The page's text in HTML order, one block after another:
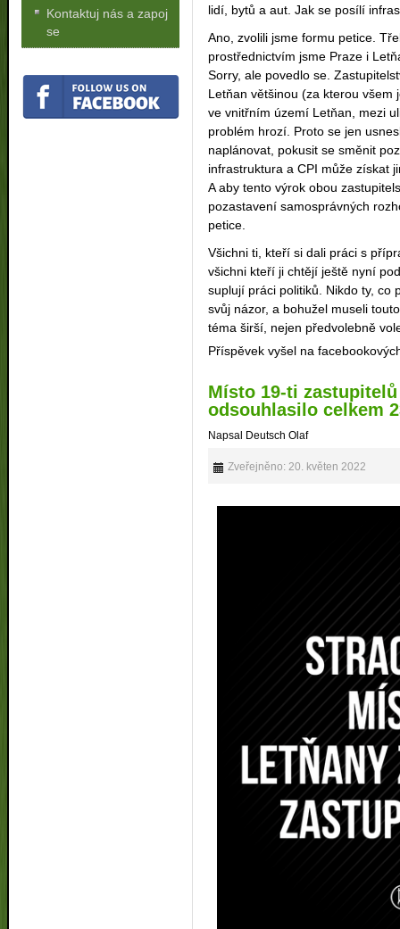
lidí, bytů a aut. Jak se posílí
Ano, zvolili jsme formu petice.
prostřednictvím jsme Praze i
Sorry, ale povedlo se.
Letňan většinou (za kterou všem
ve vnitřním území Letňan, mezi
problém hrozí. Proto se jen
naplánovat, pokusit se směnit
infrastruktura a CPI může získat
A aby tento výrok obou
pozastavení samosprávných
petice.
Všichni ti, kteří si dali práci s
všichni kteří ji chtějí ještě nyní
suplují práci politiků. Nikdo ty, co
svůj názor, a bohužel museli
téma širší, nejen předvolebně
Příspěvek vyšel na
Místo 19-ti
odsouhlasilo celkem
Napsal Deutsch Olaf
Zveřejněno: 20. květen 2022
Kontaktuj nás a zapoj
se